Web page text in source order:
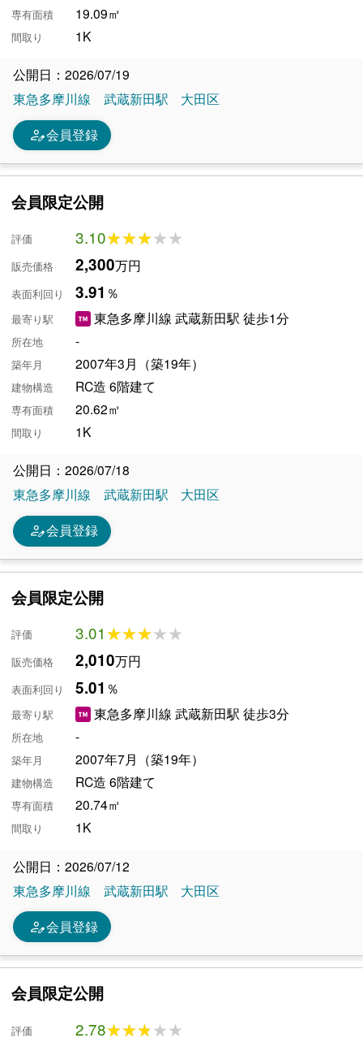
専有面積 19.09㎡
間取り 1K
公開日：2026/07/19
東急多摩川線
武蔵新田駅 大田区
person_edit会員登録
会員限定公開
評価 3.10★★★★★
★★★★★
販売価格 2,300万円
表面利回り 3.91 ％
最寄り駅 東急多摩川線 武蔵新田駅 徒歩1分
所在地 -
築年月 2007年3月（築19年）
建物構造 RC造 6階建て
専有面積 20.62㎡
間取り 1K
公開日：2026/07/18
東急多摩川線
武蔵新田駅 大田区
person_edit会員登録
会員限定公開
評価 3.01★★★★★
★★★★★
販売価格 2,010万円
表面利回り 5.01 ％
最寄り駅 東急多摩川線 武蔵新田駅 徒歩3分
所在地 -
築年月 2007年7月（築19年）
建物構造 RC造 6階建て
専有面積 20.74㎡
間取り 1K
公開日：2026/07/12
東急多摩川線
武蔵新田駅 大田区
person_edit会員登録
会員限定公開
評価 2.78★★★★★
★★★★★